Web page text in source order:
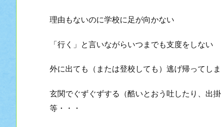
理由もないのに学校に足が向かない
「行く」と言いながらいつまでも支度をしない
外に出ても（または登校しても）逃げ帰ってしま
玄関でぐずぐずする（酷いとおう吐したり、出
等・・・